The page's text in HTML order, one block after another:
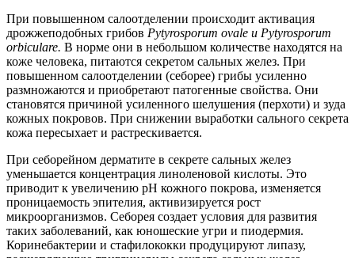
При повышенном салоотделении происходит активация
дрожжеподобных грибов Pytyrosporum ovale и Pytyrosporum
orbiculare. В норме они в небольшом количестве находятся на
коже человека, питаются секретом сальных желез. При
повышенном салоотделении (себорее) грибы усиленно
размножаются и приобретают патогенные свойства. Они
становятся причиной усиленного шелушения (перхоти) и зуда
кожных покровов. При снижении выработки сального секрета
кожа пересыхает и растрескивается.
При себорейном дерматите в секрете сальных желез
уменьшается концентрация линоленовой кислоты. Это
приводит к увеличению рН кожного покрова, изменяется
проницаемость эпителия, активизируется рост
микроорганизмов. Себорея создает условия для развития
таких заболеваний, как юношеские угри и пиодермия.
Коринебактерии и стафилококки продуцируют липазу,